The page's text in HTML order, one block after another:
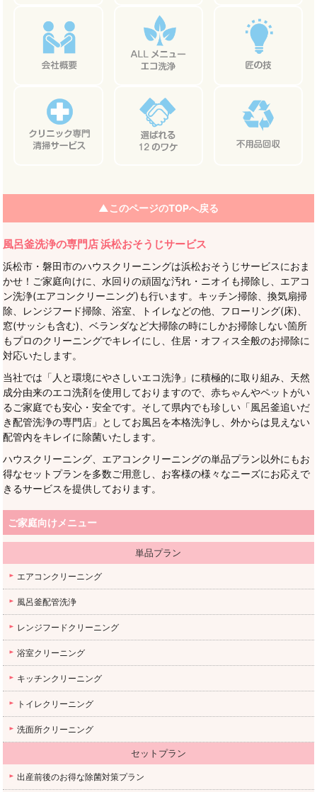
▲このページのTOPへ戻る
風呂釜洗浄の専門店 浜松おそうじサービス
浜松市・磐田市のハウスクリーニングは浜松おそうじサービスにおま
かせ！ご家庭向けに、水回りの頑固な汚れ・ニオイも掃除し、エアコ
ン洗浄(エアコンクリーニング)も行います。キッチン掃除、換気扇掃
除、レンジフード掃除、浴室、トイレなどの他、フローリング(床)、
窓(サッシも含む)、ベランダなど大掃除の時にしかお掃除しない箇所
もプロのクリーニングでキレイにし、住居・オフィス全般のお掃除に
対応いたします。
当社では「人と環境にやさしいエコ洗浄」に積極的に取り組み、天然
成分由来のエコ洗剤を使用しておりますので、赤ちゃんやペットがい
るご家庭でも安心・安全です。そして県内でも珍しい「風呂釜追いだ
き配管洗浄の専門店」としてお風呂を本格洗浄し、外からは見えない
配管内をキレイに除菌いたします。
ハウスクリーニング、エアコンクリーニングの単品プラン以外にもお
得なセットプランを多数ご用意し、お客様の様々なニーズにお応えで
きるサービスを提供しております。
ご家庭向けメニュー
単品プラン
エアコンクリーニング
風呂釜配管洗浄
レンジフードクリーニング
浴室クリーニング
キッチンクリーニング
トイレクリーニング
洗面所クリーニング
セットプラン
出産前後のお得な除菌対策プラン